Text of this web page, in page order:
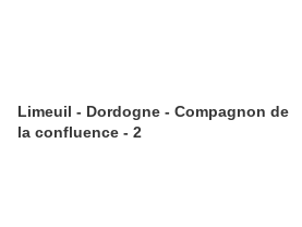
Limeuil - Dordogne - Compagnon de
la confluence - 2